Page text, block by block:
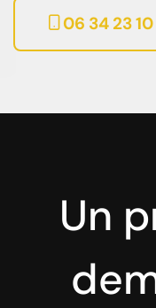
06 34 23 10
Un